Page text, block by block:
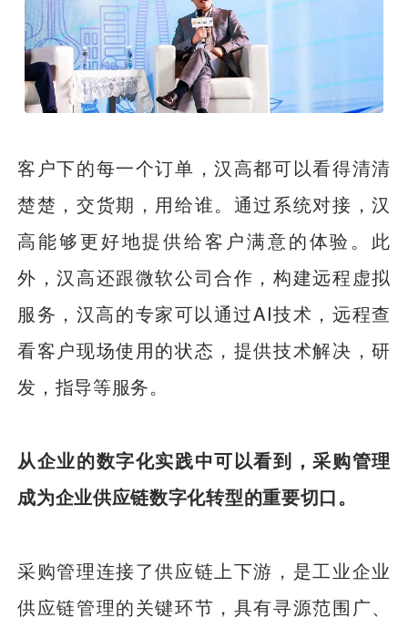
客户下的每一个订单，汉高都可以看得清清
楚楚，交货期，用给谁。通过系统对接，汉
高能够更好地提供给客户满意的体验。此
外，汉高还跟微软公司合作，构建远程虚拟
服务，汉高的专家可以通过AI技术，远程查
看客户现场使用的状态，提供技术解决，研
发，指导等服务。
从企业的数字化实践中可以看到，采购管理
成为企业供应链数字化转型的重要切口。
采购管理连接了供应链上下游，是工业企业
供应链管理的关键环节，具有寻源范围广、